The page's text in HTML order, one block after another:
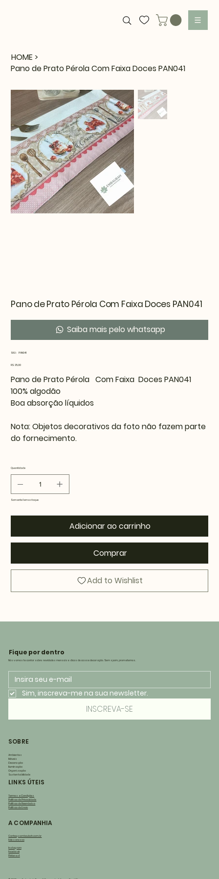
HOME >
Pano de Prato Pérola Com Faixa Doces PAN041
Pano de Prato Pérola Com Faixa Doces PAN041
Saiba mais pelo whatsapp
SKU: SKU
PAN041
Preço
R$ 25,00
Pano de Prato Pérola Com Faixa Doces PAN041
100% algodão
Boa absorção líquidos
Nota: Objetos decorativos da foto não fazem parte
do fornecimento.
Quantidade
Somente 1 em estoque
Adicionar ao carrinho
Comprar
Add to Wishlist
Fique por dentro
Nós vamos te contar sobre novidades mensais e dicas de casa e decoração. Sem spam, prometemos.
Sim, inscreva-me na sua newsletter.
INSCREVA-SE
SOBRE
Ambientes
Móveis
Decoração
Iluminação
Organização
Sustentabilidade
LINKS ÚTEIS
Termos e Condições
Política de Privacidade
Política de Reembolso
Política de Envio
A COMPANHIA
Conheça embaubah.com.br
Fale conosco
Instagram
Facebook
Pinterest